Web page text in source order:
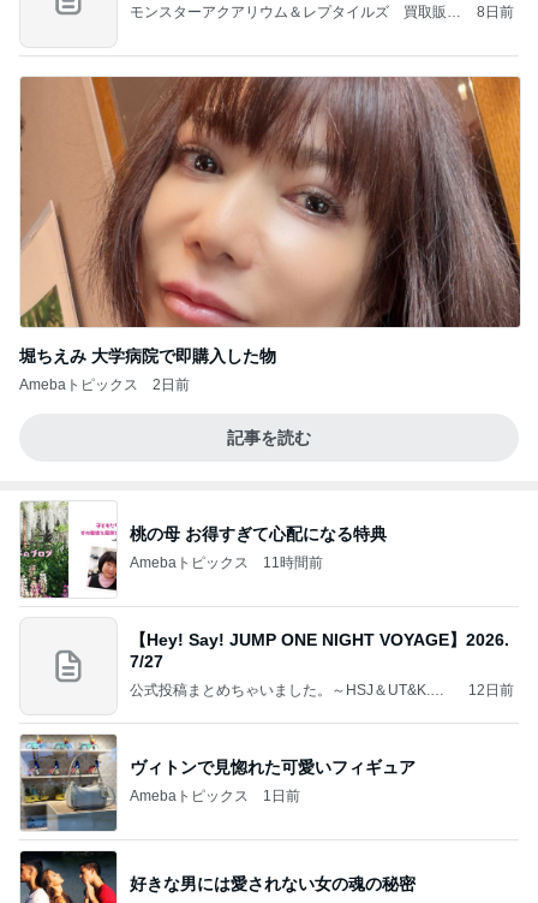
モンスターアクアリウム＆レプタイルズ 買取販売
8日前
堀ちえみ 大学病院で即購入した物
Amebaトピックス 2日前
記事を読む
桃の母 お得すぎて心配になる特典
Amebaトピックス 11時間前
【Hey! Say! JUMP ONE NIGHT VOYAGE】2026.
7/27
公式投稿まとめちゃいました。～HSJ＆UT&K.O.
12日前
ヴィトンで見惚れた可愛いフィギュア
Amebaトピックス 1日前
好きな男には愛されない女の魂の秘密